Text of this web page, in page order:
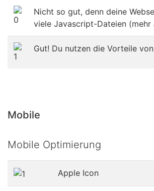
Nicht so gut, denn deine
viele Javascript-Dateien (mehr
Gut! Du nutzen die Vorteile
Mobile
Mobile Optimierung
Apple Icon